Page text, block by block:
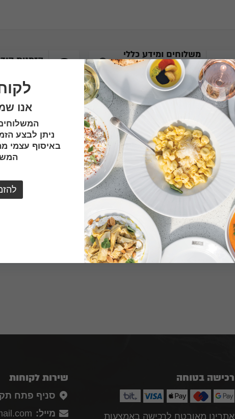
משלוחים ומידע כללי
שעות פעילות, כשרות
ועוד
מידע
הזמנות
רכישה בטוחה
אתרינו מאובטח לרכישה באמצעות
שירות לקוחות
סניף פתח
מייל:
אנו
ניתן לבצע
באיסוף עצמי